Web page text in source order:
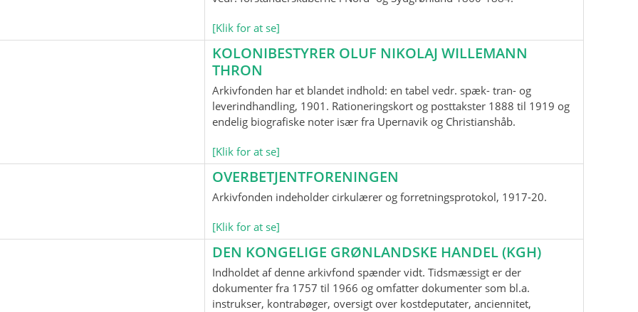
[Klik for at se]
KOLONIBESTYRER OLUF NIKOLAJ WILLEMANN
THRON
Arkivfonden har et blandet indhold: en tabel vedr. spæk- tran- og
leverindhandling, 1901. Rationeringskort og posttakster 1888 til 1919 og
endelig biografiske noter især fra Upernavik og Christianshåb.
[Klik for at se]
OVERBETJENTFORENINGEN
Arkivfonden indeholder cirkulærer og forretningsprotokol, 1917-20.
[Klik for at se]
DEN KONGELIGE GRØNLANDSKE HANDEL (KGH)
Indholdet af denne arkivfond spænder vidt. Tidsmæssigt er der
dokumenter fra 1757 til 1966 og omfatter dokumenter som bl.a.
instrukser, kontrabøger, oversigt over kostdeputater, anciennitet,